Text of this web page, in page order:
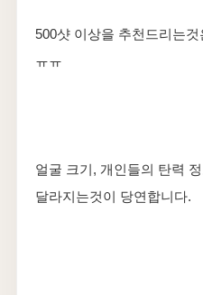
500샷 이상을 추천드리는
ㅠㅠ
얼굴 크기, 개인들의 탄력
달라지는것이 당연합니다.